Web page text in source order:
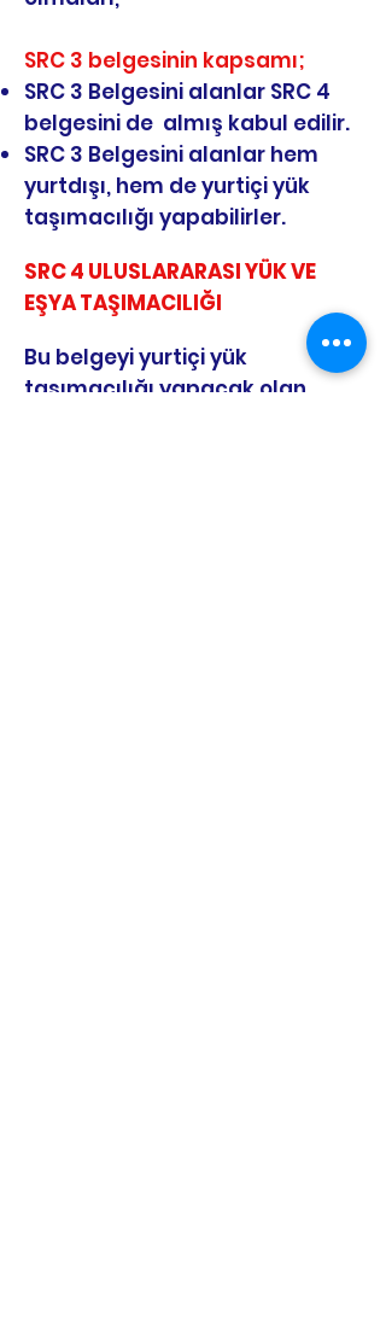
SRC 3 belgesinin kapsamı;
SRC 3 Belgesini alanlar SRC 4
belgesini de almış kabul edilir.
SRC 3 Belgesini alanlar hem
yurtdışı, hem de yurtiçi yük
taşımacılığı yapabilirler.
SRC 4 ULUSLARARASI YÜK VE
EŞYA TAŞIMACILIĞI
Bu belgeyi yurtiçi yük
taşımacılığı yapacak olan